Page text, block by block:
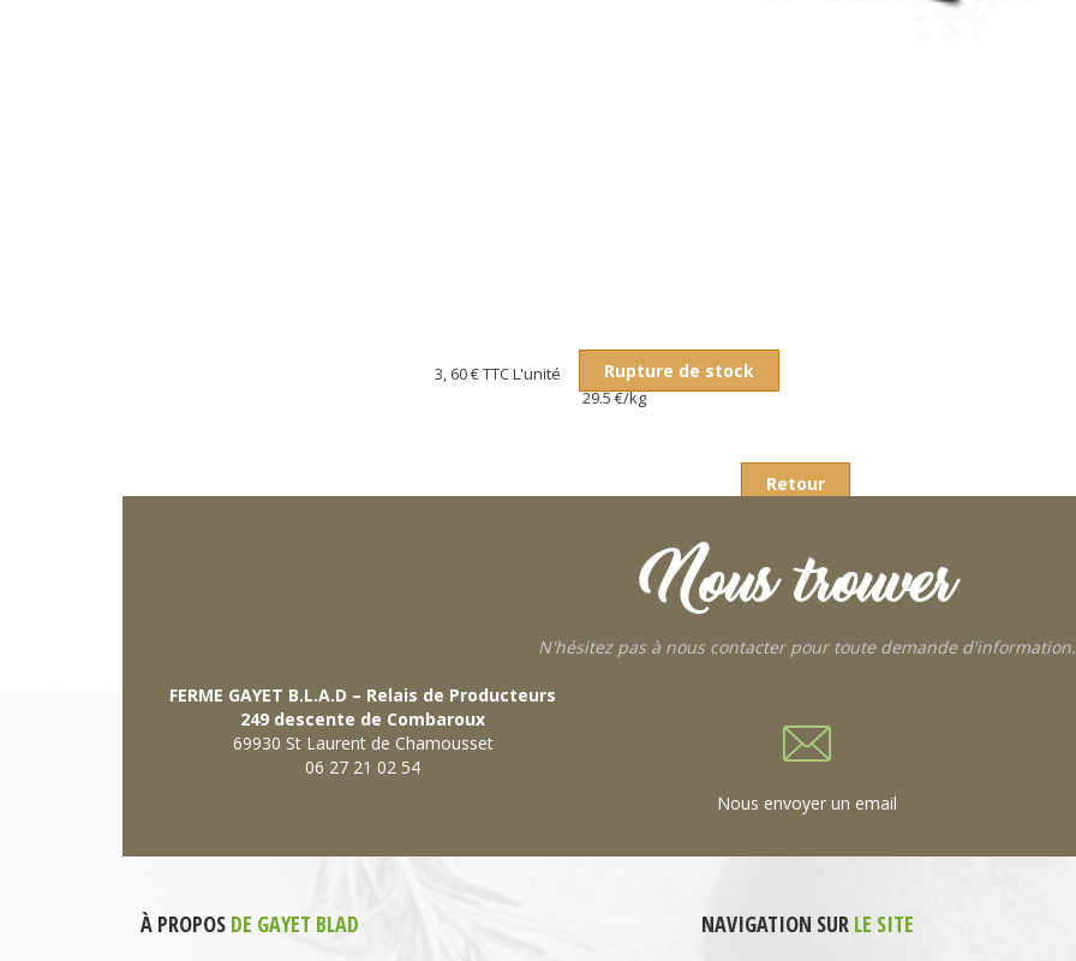
3, 60 €TTC L'unité Rupture de stock
29.5 €/kg
Retour
Nous trouver
N'hésitez pas à nous contacter pour toute demande d'information.
FERME GAYET B.L.A.D – Relais de Producteurs
249 descente de Combaroux
69930 St Laurent de Chamousset
06 27 21 02 54
Nous envoyer un email
À PROPOS DE GAYET BLAD NAVIGATION SUR LE SITE